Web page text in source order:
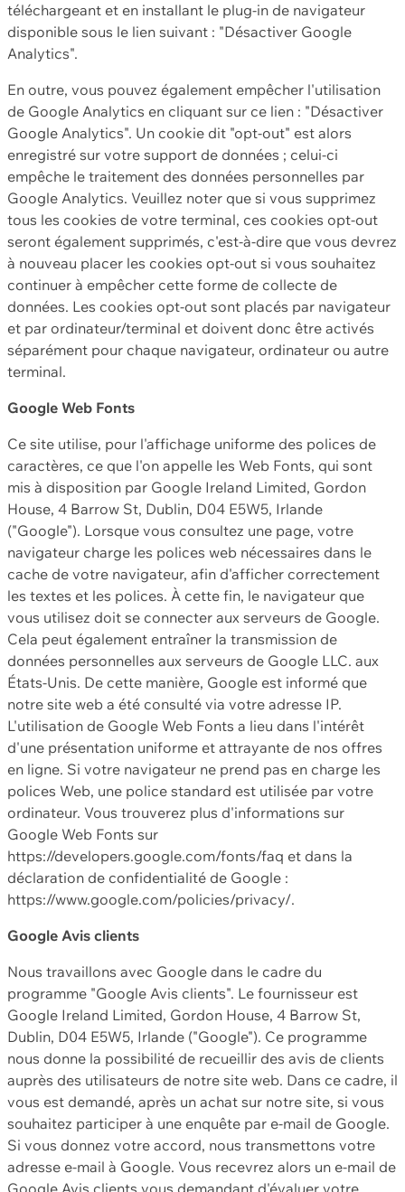
téléchargeant et en installant le plug-in de navigateur
disponible sous le lien suivant : "Désactiver Google
Analytics".
En outre, vous pouvez également empêcher l'utilisation
de Google Analytics en cliquant sur ce lien : "Désactiver
Google Analytics". Un cookie dit "opt-out" est alors
enregistré sur votre support de données ; celui-ci
empêche le traitement des données personnelles par
Google Analytics. Veuillez noter que si vous supprimez
tous les cookies de votre terminal, ces cookies opt-out
seront également supprimés, c'est-à-dire que vous devrez
à nouveau placer les cookies opt-out si vous souhaitez
continuer à empêcher cette forme de collecte de
données. Les cookies opt-out sont placés par navigateur
et par ordinateur/terminal et doivent donc être activés
séparément pour chaque navigateur, ordinateur ou autre
terminal.
Google Web Fonts
Ce site utilise, pour l'affichage uniforme des polices de
caractères, ce que l'on appelle les Web Fonts, qui sont
mis à disposition par Google Ireland Limited, Gordon
House, 4 Barrow St, Dublin, D04 E5W5, Irlande
("Google"). Lorsque vous consultez une page, votre
navigateur charge les polices web nécessaires dans le
cache de votre navigateur, afin d'afficher correctement
les textes et les polices. À cette fin, le navigateur que
vous utilisez doit se connecter aux serveurs de Google.
Cela peut également entraîner la transmission de
données personnelles aux serveurs de Google LLC. aux
États-Unis. De cette manière, Google est informé que
notre site web a été consulté via votre adresse IP.
L'utilisation de Google Web Fonts a lieu dans l'intérêt
d'une présentation uniforme et attrayante de nos offres
en ligne. Si votre navigateur ne prend pas en charge les
polices Web, une police standard est utilisée par votre
ordinateur. Vous trouverez plus d'informations sur
Google Web Fonts sur
https://developers.google.com/fonts/faq et dans la
déclaration de confidentialité de Google :
https://www.google.com/policies/privacy/.
Google Avis clients
Nous travaillons avec Google dans le cadre du
programme "Google Avis clients". Le fournisseur est
Google Ireland Limited, Gordon House, 4 Barrow St,
Dublin, D04 E5W5, Irlande ("Google"). Ce programme
nous donne la possibilité de recueillir des avis de clients
auprès des utilisateurs de notre site web. Dans ce cadre, il
vous est demandé, après un achat sur notre site, si vous
souhaitez participer à une enquête par e-mail de Google.
Si vous donnez votre accord, nous transmettons votre
adresse e-mail à Google. Vous recevrez alors un e-mail de